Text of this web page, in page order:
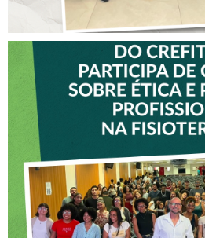
VICE-
CREFITO-7
OFICINA
POSTURA
NA